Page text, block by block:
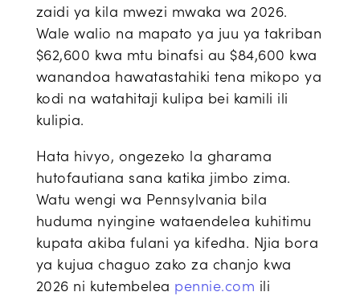
zaidi ya kila mwezi mwaka wa 2026.
Wale walio na mapato ya juu ya takriban
$62,600 kwa mtu binafsi au $84,600 kwa
wanandoa hawatastahiki tena mikopo ya
kodi na watahitaji kulipa bei kamili ili
kulipia.
Hata hivyo, ongezeko la gharama
hutofautiana sana katika jimbo zima.
Watu wengi wa Pennsylvania bila
huduma nyingine wataendelea kuhitimu
kupata akiba fulani ya kifedha. Njia bora
ya kujua chaguo zako za chanjo kwa
2026 ni kutembelea pennie.com ili